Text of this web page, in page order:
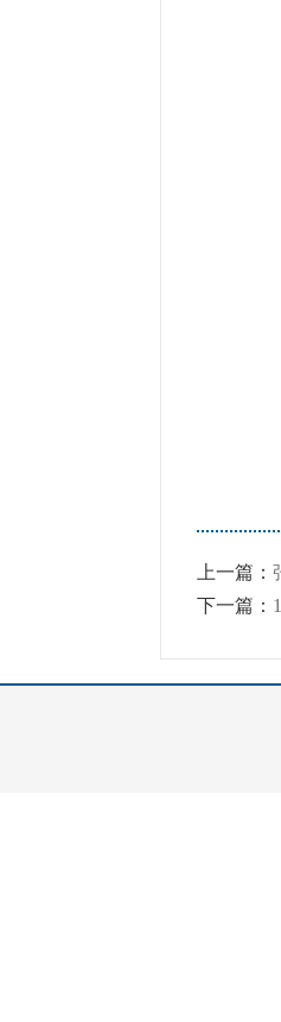
上一篇：
下一篇：